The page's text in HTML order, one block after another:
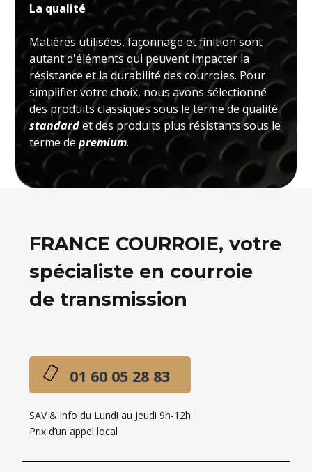
La qualité
Matières utilisées, façonnage et finition sont
autant d'éléments qui peuvent impacter la
résistance et la durabilité des courroies. Pour
simplifier votre choix, nous avons sélectionné
des produits classiques sous le terme de qualité
standardet des produits plus résistants sous le
terme depremium.
FRANCE COURROIE, votre
spécialiste en courroie
de transmission
01 60 05 28 83
SAV & info du Lundi au Jeudi 9h-12h
Prix d’un appel local